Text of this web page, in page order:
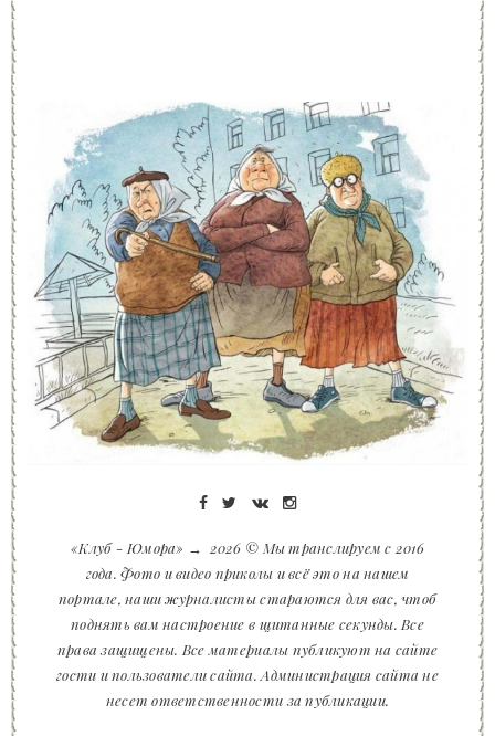
«Клуб - Юмора» → 2026 © Мы транслируем с 2016
года. Фото и видео приколы и всё это на нашем
портале, наши журналисты стараются для вас, чтоб
поднять вам настроение в щитанные секунды. Все
права защищены. Все материалы публикуют на сайте
гости и пользователи сайта. Администрация сайта не
несет ответственности за публикации.